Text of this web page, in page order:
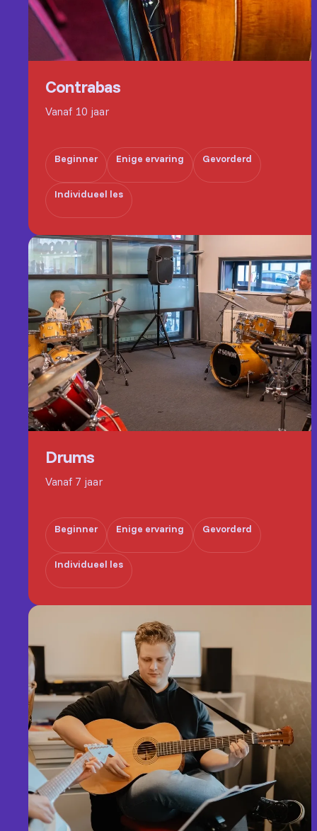
Contrabas
Vanaf 10 jaar
Beginner Enige ervaring Gevorderd
Individueel les
Drums
Vanaf 7 jaar
Beginner Enige ervaring Gevorderd
Individueel les